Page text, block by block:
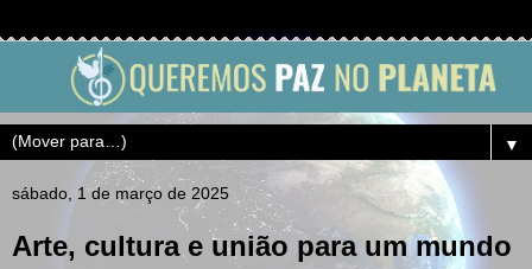
▼
sábado, 1 de março de 2025
Arte, cultura e união para um mundo